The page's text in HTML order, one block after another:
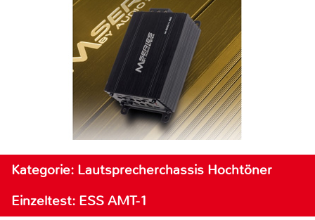
Kategorie: Lautsprecherchassis Hochtöner
Einzeltest: ESS AMT-1